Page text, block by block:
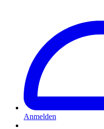
Anmelden